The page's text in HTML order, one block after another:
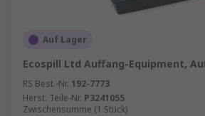
Auf Lager
Ecospill Ltd Auffang-Equipment,
RS Best.-Nr. 192-7773
Herst. Teile-Nr. P3241055
Zwischensumme (1 Stück)